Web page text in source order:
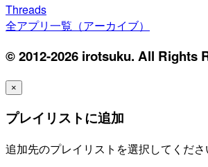
Threads
全アプリ一覧（アーカイブ）
© 2012-2026 irotsuku. All Rights
×
プレイリストに追加
追加先のプレイリストを選択してくださ